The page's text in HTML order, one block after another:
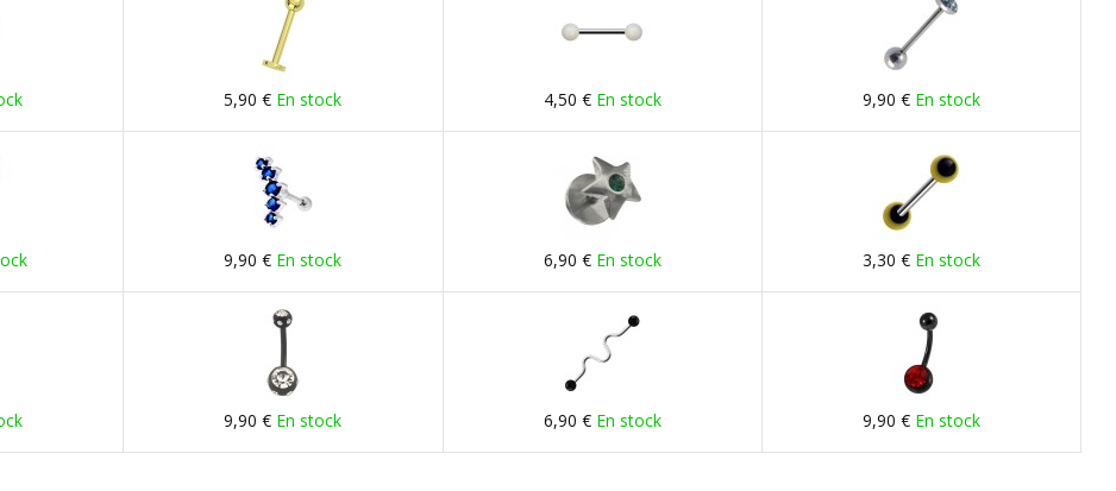
5,90 € En stock 4,50 € En stock 9,90 € En stock
9,90 € En stock 6,90 € En stock 3,30 € En stock
9,90 € En stock 6,90 € En stock 9,90 € En stock